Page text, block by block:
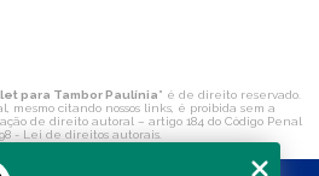
para Tambor Paulínia" é de direito reservado.
mesmo citando nossos links, é proibida sem a
de direito autoral – artigo 184 do Código Penal
- Lei de direitos autorais.